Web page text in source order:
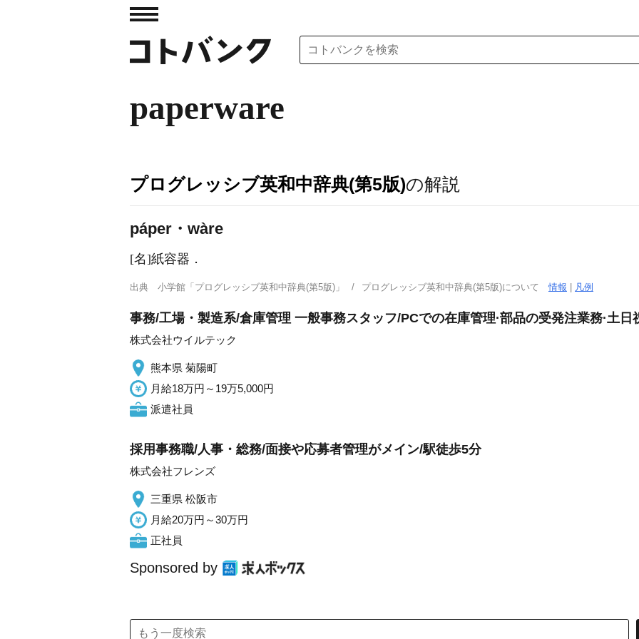
paperware
プログレッシブ英和中辞典(第5版)の解説
páper・wàre
[名]紙容器 ．
出典 小学館「プログレッシブ英和中辞典(第5版)」 プログレッシブ英和中辞典(第5版)について情報 凡例
事務/工場・製造系/倉庫管理 一般事務スタッフ/PCでの在庫管理·部品の受発注業務·土日
株式会社ウイルテック
熊本県 菊陽町
月給18万円～19万5,000円
派遣社員
採用事務職/人事・総務/面接や応募者管理がメイン/駅徒歩5分
株式会社フレンズ
三重県 松阪市
月給20万円～30万円
正社員
Sponsored by